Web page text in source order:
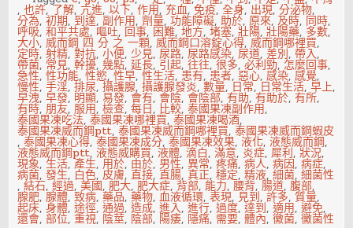
,也許,了解, 亢進,以下,作用, 充血,免疫,全身, 出現,分泌物,
分為,初期, 到達,副作用,劑量,功能障礙,助於,原來,及時, 同時,
呼吸,和平共處, 嘔吐, 回事, 困難,地方,堵塞,壯陽,壯陽藥, 多數,
大小,威而鋼 四 分 之 一顆,威而鋼口溶錠心得,威而鋼哪裡買,
定時,射精,對抗,小便,少見,尿路,尿路感染,尿道,差別,帶入,
帶菌, 常見,幹擾,幾點,延長, 引起,往往,很多,必利勁, 怎麼回事,
急性,性功能,性慾,性早,性生活, 患有, 患者,惡心,感染,感覺,
慢性,手淫,排尿,攝護腺,攝護腺發炎,數量, 日常, 日常生活,早上,
早洩,早發, 明顯,易發,會有, 會陰,會陰部,有助,有助於,有所,
有時,朋友,服用,檢查,每日, 比較,泰國果凍副作用,
泰國果凍吃法,泰國果凍哪裡買,泰國果凍喝酒,
泰國果凍威而鋼ptt,泰國果凍威而鋼哪裡買,泰國果凍威而鋼蝦皮
,泰國果凍心得,泰國果凍成分,泰國果凍效果,液化,液態威而鋼,
液態威而鋼ptt,液態威購買,液體,滴白,滿意, 炎症,犀利,狀況,
現象,生活,產生, 用於, 由於, 男性,異常,疼痛,病人,病因,病症,
病菌,發生, 白色,皮膚,直接,直腸,真正,穩定,精液,細菌,細菌性
,結石,經過,美國,肥大,肥大症,背部, 能力,腰背,腸道,腹部,
腺肥,腺體,致病,藥品,藥物,血液循環,表現, 見到,許多,質量,
起床,身體,途徑,通過,造成,進入,進行,過度,達到,適用,避免,
還會,部位,重視, 陰莖, 陰部, 陽痿, 隱痛, 需要,體內,黴菌,黴菌性